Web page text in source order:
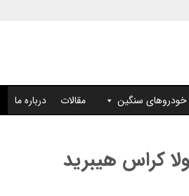
خودروهای سنگین مقالات درباره ما
کراس هیبرید